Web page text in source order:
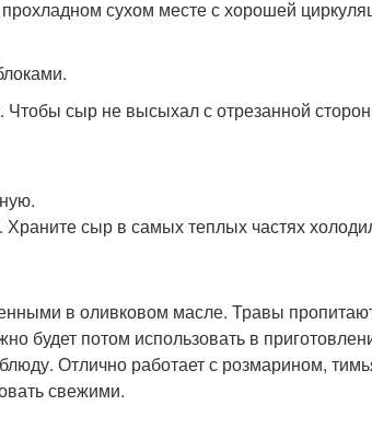
сухом месте с хорошей
Чтобы сыр не высыхал с отрезанной
сыр в самых теплых частях
в оливковом масле. Травы
будет потом использовать в
Отлично работает с розмарином,
свежими.